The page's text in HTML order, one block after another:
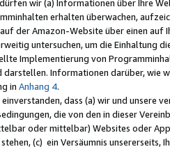
wir (a) Informationen über Ihre
erhalten überwachen,
der Amazon-Website über einen
untersuchen, um die Einhaltung
Implementierung von
Informationen darüber, wie
in Anhang 4.
dass (a) wir und
die von den in dieser
oder mittelbar) Websites oder
(c) ein Versäumnis unsererseits,